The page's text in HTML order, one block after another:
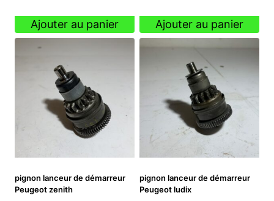
Ajouter au panier Ajouter au panier
pignon lanceur de démarreur
Peugeot zenith
pignon lanceur de démarreur
Peugeot ludix